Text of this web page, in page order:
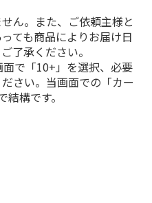
ん。また、ご依頼主様と
ても商品によりお届け日
了承ください。
で「10+」を選択、必要
さい。当画面での「カー
構です。